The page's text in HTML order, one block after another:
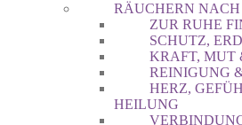
RÄUCHERN
ZUR RUHE
SCHUTZ,
KRAFT, MUT
REINIGUNG
HERZ,
HEILUNG